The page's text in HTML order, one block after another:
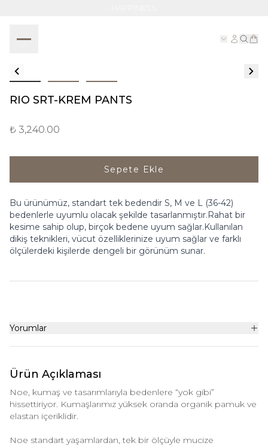
RIO SRT-KREM PANTS
₺ 3,240.00
Sepete Ekle
Bu ürünümüz, standart tek bedendir S, M ve L (36-42)
bedenlerle uyumlu olacak şekilde tasarlanmıştır.Rahat bir
kesime sahip olup, birçok bedene uyum sağlar.Kullanılan
dikiş teknikleri, vücut özelliklerinize uyum sağlar ve farklı
ölçülerdeki kişilerde dengeli bir görünüm sunar.
Yorumlar
Ürün Açıklaması
Noe, kumaş ve tasarımlarıyla bedenlere “yok gibi”
hissettiriyor. Kumaşlarımız yüksek oranda organik pamuk ve
elastan içeriklidir.
Noe standart yaşamlardan, tek bir ölçüyle mucize